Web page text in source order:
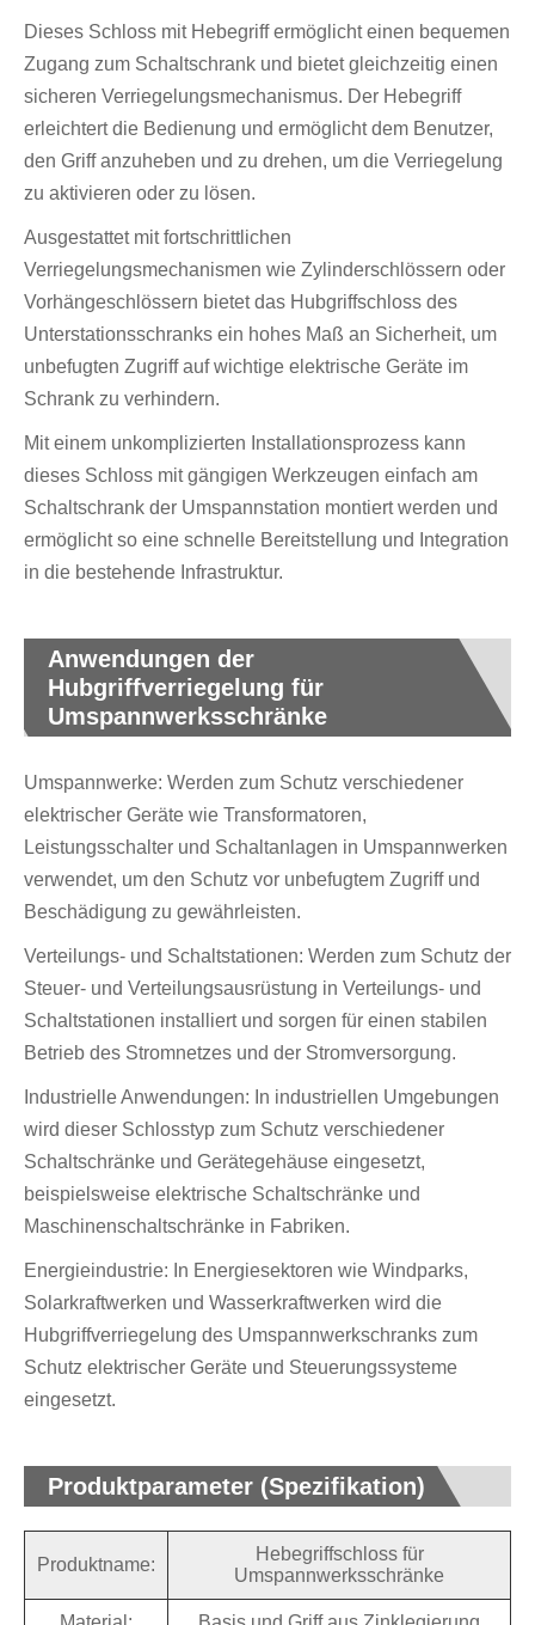
Dieses Schloss mit Hebegriff ermöglicht einen bequemen
Zugang zum Schaltschrank und bietet gleichzeitig einen
sicheren Verriegelungsmechanismus. Der Hebegriff
erleichtert die Bedienung und ermöglicht dem Benutzer,
den Griff anzuheben und zu drehen, um die Verriegelung
zu aktivieren oder zu lösen.
Ausgestattet mit fortschrittlichen
Verriegelungsmechanismen wie Zylinderschlössern oder
Vorhängeschlössern bietet das Hubgriffschloss des
Unterstationsschranks ein hohes Maß an Sicherheit, um
unbefugten Zugriff auf wichtige elektrische Geräte im
Schrank zu verhindern.
Mit einem unkomplizierten Installationsprozess kann
dieses Schloss mit gängigen Werkzeugen einfach am
Schaltschrank der Umspannstation montiert werden und
ermöglicht so eine schnelle Bereitstellung und Integration
in die bestehende Infrastruktur.
Anwendungen der
Hubgriffverriegelung für
Umspannwerksschränke
Umspannwerke: Werden zum Schutz verschiedener
elektrischer Geräte wie Transformatoren,
Leistungsschalter und Schaltanlagen in Umspannwerken
verwendet, um den Schutz vor unbefugtem Zugriff und
Beschädigung zu gewährleisten.
Verteilungs- und Schaltstationen: Werden zum Schutz der
Steuer- und Verteilungsausrüstung in Verteilungs- und
Schaltstationen installiert und sorgen für einen stabilen
Betrieb des Stromnetzes und der Stromversorgung.
Industrielle Anwendungen: In industriellen Umgebungen
wird dieser Schlosstyp zum Schutz verschiedener
Schaltschränke und Gerätegehäuse eingesetzt,
beispielsweise elektrische Schaltschränke und
Maschinenschaltschränke in Fabriken.
Energieindustrie: In Energiesektoren wie Windparks,
Solarkraftwerken und Wasserkraftwerken wird die
Hubgriffverriegelung des Umspannwerkschranks zum
Schutz elektrischer Geräte und Steuerungssysteme
eingesetzt.
Produktparameter (Spezifikation)
Produktname:
Hebegriffschloss für
Umspannwerksschränke